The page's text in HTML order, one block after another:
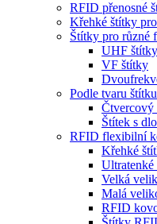
RFID přenosné
Křehké štítky
Štítky pro různé
UHF štítky
VF štítky
Podle tvaru štítku
Čtvercový
Štítek s
RFID flexibilní
Křehké
Velká
Malá
RFID